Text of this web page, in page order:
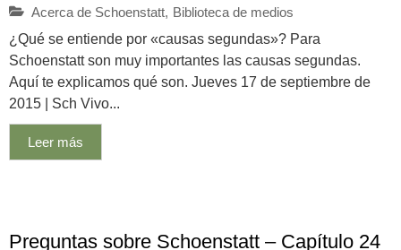
Acerca de Schoenstatt, Biblioteca de medios
¿Qué se entiende por «causas segundas»? Para
Schoenstatt son muy importantes las causas segundas.
Aquí te explicamos qué son. Jueves 17 de septiembre de
2015 | Sch Vivo...
Leer más
Preguntas sobre Schoenstatt – Capítulo 24